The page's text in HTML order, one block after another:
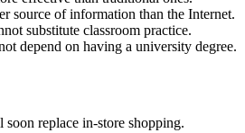
source of information than the Internet.
substitute classroom practice.
depend on having a university degree.
replace in-store shopping.